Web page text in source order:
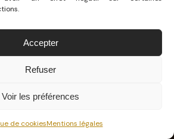
Accepter
Refuser
Voir les préférences
de cookiesMentions légales
supérieur ! Sachant qu’elle
la dernière R8 V10 et qu’elle
nombre de 999 exemplaires,
de prendre très rapidement